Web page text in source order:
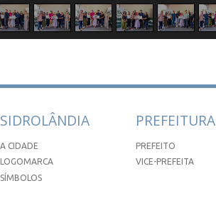
SIDROLÂNDIA
A CIDADE
LOGOMARCA
SÍMBOLOS
PREFEITURA
PREFEITO
VICE-PREFEITA